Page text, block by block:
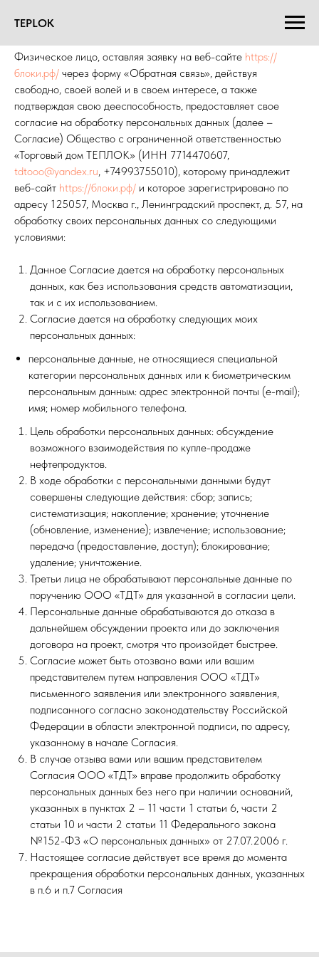
TEPLOK
Физическое лицо, оставляя заявку на веб-сайте https://
блоки.рф/ через форму «Обратная связь», действуя
свободно, своей волей и в своем интересе, а также
подтверждая свою дееспособность, предоставляет свое
согласие на обработку персональных данных (далее –
Согласие) Общество с ограниченной ответственностью
«Торговый дом ТЕПЛОК» (ИНН 7714470607,
tdtooo@yandex.ru, +74993755010), которому принадлежит
веб-сайт https://блоки.рф/ и которое зарегистрировано по
адресу 125057, Москва г., Ленинградский проспект, д. 57, на
обработку своих персональных данных со следующими
условиями:
Данное Согласие дается на обработку персональных
данных, как без использования средств автоматизации,
так и с их использованием.
Согласие дается на обработку следующих моих
персональных данных:
персональные данные, не относящиеся специальной
категории персональных данных или к биометрическим
персональным данным: адрес электронной почты (e-mail);
имя; номер мобильного телефона.
Цель обработки персональных данных: обсуждение
возможного взаимодействия по купле-продаже
нефтепродуктов.
В ходе обработки с персональными данными будут
совершены следующие действия: сбор; запись;
систематизация; накопление; хранение; уточнение
(обновление, изменение); извлечение; использование;
передача (предоставление, доступ); блокирование;
удаление; уничтожение.
Третьи лица не обрабатывают персональные данные по
поручению ООО «ТДТ» для указанной в согласии цели.
Персональные данные обрабатываются до отказа в
дальнейшем обсуждении проекта или до заключения
договора на проект, смотря что произойдет быстрее.
Согласие может быть отозвано вами или вашим
представителем путем направления ООО «ТДТ»
письменного заявления или электронного заявления,
подписанного согласно законодательству Российской
Федерации в области электронной подписи, по адресу,
указанному в начале Согласия.
В случае отзыва вами или вашим представителем
Согласия ООО «ТДТ» вправе продолжить обработку
персональных данных без него при наличии оснований,
указанных в пунктах 2 – 11 части 1 статьи 6, части 2
статьи 10 и части 2 статьи 11 Федерального закона
№152-ФЗ «О персональных данных» от 27.07.2006 г.
Настоящее согласие действует все время до момента
прекращения обработки персональных данных, указанных
в п.6 и п.7 Согласия